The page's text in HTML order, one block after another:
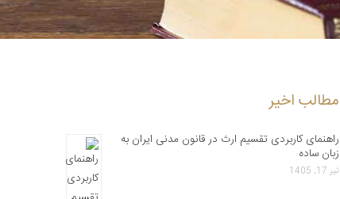
مطالب اخیر
راهنمای کاربردی تقسیم ارث در قانون مدنی ایران به
زبان ساده
تیر 17, 1405